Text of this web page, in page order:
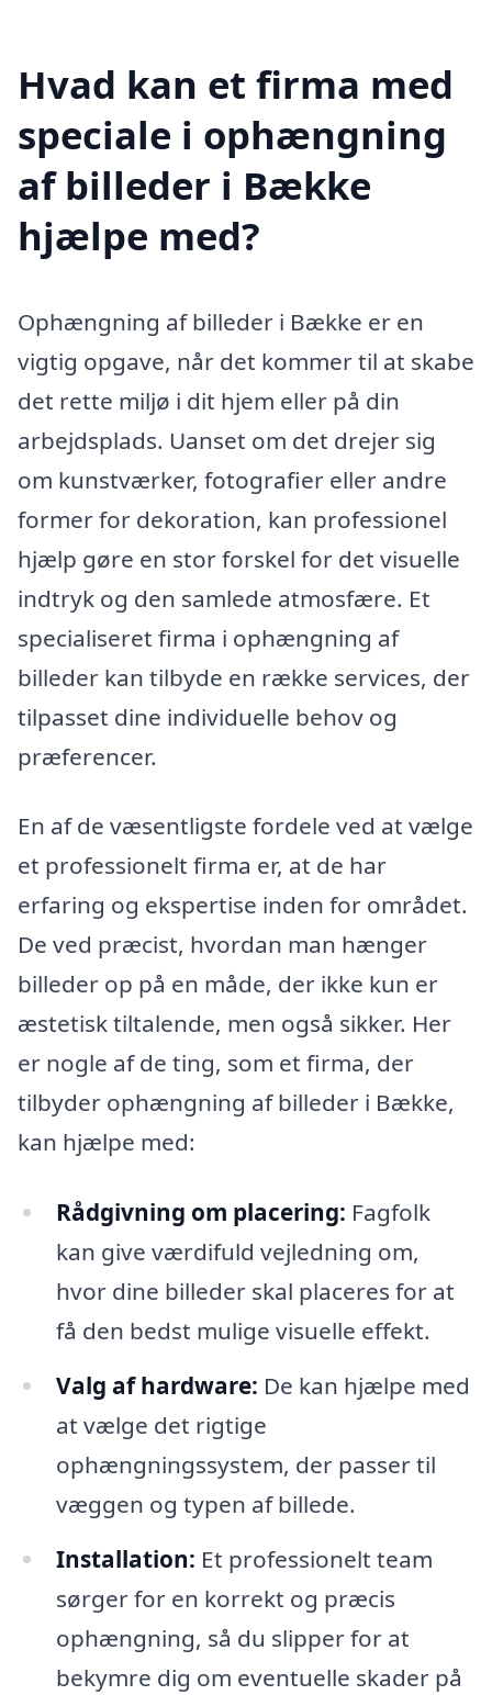
Hvad kan et firma med
speciale i ophængning
af billeder i Bække
hjælpe med?
Ophængning af billeder i Bække er en
vigtig opgave, når det kommer til at skabe
det rette miljø i dit hjem eller på din
arbejdsplads. Uanset om det drejer sig
om kunstværker, fotografier eller andre
former for dekoration, kan professionel
hjælp gøre en stor forskel for det visuelle
indtryk og den samlede atmosfære. Et
specialiseret firma i ophængning af
billeder kan tilbyde en række services, der
tilpasset dine individuelle behov og
præferencer.
En af de væsentligste fordele ved at vælge
et professionelt firma er, at de har
erfaring og ekspertise inden for området.
De ved præcist, hvordan man hænger
billeder op på en måde, der ikke kun er
æstetisk tiltalende, men også sikker. Her
er nogle af de ting, som et firma, der
tilbyder ophængning af billeder i Bække,
kan hjælpe med:
Rådgivning om placering: Fagfolk
kan give værdifuld vejledning om,
hvor dine billeder skal placeres for at
få den bedst mulige visuelle effekt.
Valg af hardware: De kan hjælpe med
at vælge det rigtige
ophængningssystem, der passer til
væggen og typen af billede.
Installation: Et professionelt team
sørger for en korrekt og præcis
ophængning, så du slipper for at
bekymre dig om eventuelle skader på